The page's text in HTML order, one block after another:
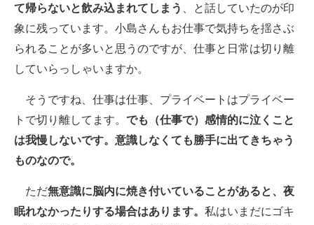
て帰らないと飲み込まれてしまう
、と話していたのが印
象に残っています。小島さんもお仕事で気持ちを揺さぶ
られることが多いと思うのですが、仕事と日常は切り離
していらっしゃいますか。
そうですね、仕事は仕事、プライベートはプライベー
トで切り離してます。 でも（仕事で）感情的に泣くこと
は我慢しないです。意識しなくても勝手に出てきちゃう
ものなので。
ただ無意識に脳内に焼き付いていることがあると、夜
眠れなかったりする場合はあります。 私はいまだにゴキ